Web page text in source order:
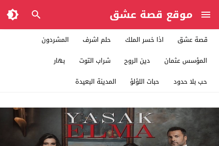
موقع قصة عشق
قصة عشق اذا خسر الملك حلم اشرف
المشردون
المؤسس عثمان
دين الروح شراب التوت
بهار
حب بلا حدود
حبات اللؤلؤ المدينة البعيدة